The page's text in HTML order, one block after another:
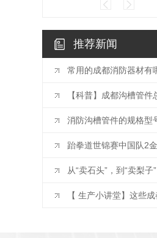
推荐新闻
跆拳道世锦赛中国队2